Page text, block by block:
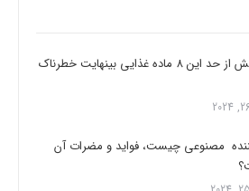
مصرف بیش از حد این 8 ماده غذایی بینهایت خطرناک
مصنوعی چیست، فواید و مضرات آن